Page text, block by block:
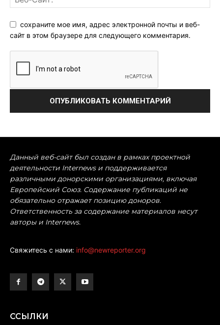
сохраните мое имя, адрес электронной почты и веб-
сайт в этом браузере для следующего комментария.
Данный веб-сайт был создан в рамках проектной
деятельности Internews и поддерживается
различными донорскими организациями, включая
Европейский Союз. Содержание публикаций не
обязательно отражает позицию доноров.
Ответственность за содержание материалов несут
авторы и Internews.
Свяжитесь с нами: info@newreporter.org
ССЫЛКИ